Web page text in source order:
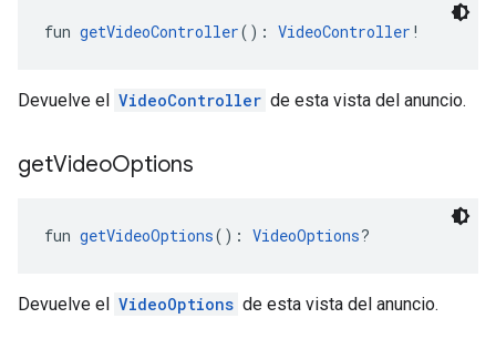
fun getVideoController(): VideoController !
Devuelve el VideoController de esta vista del anuncio.
getVideoOptions
fun getVideoOptions(): VideoOptions?
Devuelve el VideoOptions de esta vista del anuncio.